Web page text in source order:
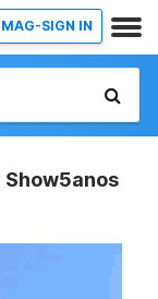
MAG-SIGN IN